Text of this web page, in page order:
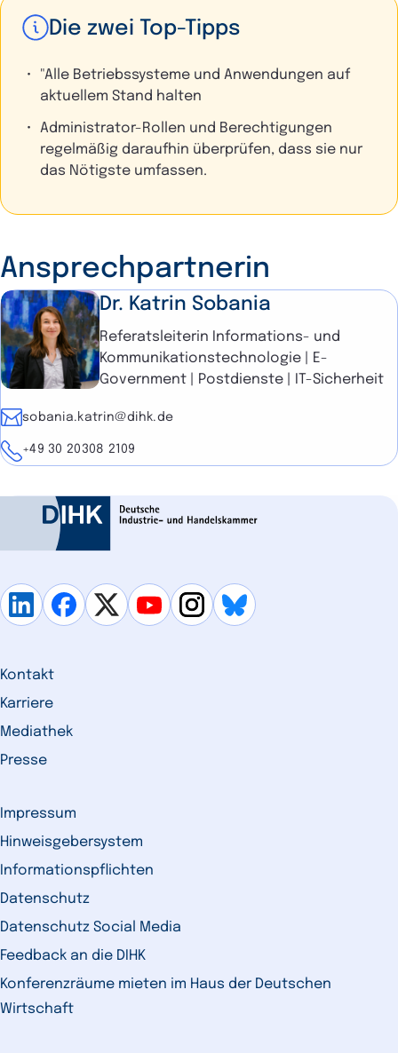
Die zwei Top-Tipps
"Alle Betriebssysteme und Anwendungen auf
aktuellem Stand halten
Administrator-Rollen und Berechtigungen
regelmäßig daraufhin überprüfen, dass sie nur
das Nötigste umfassen.
Ansprechpartnerin
Dr. Katrin Sobania
Referatsleiterin Informations- und
Kommunikationstechnologie | E-
Government | Postdienste | IT-Sicherheit
E-Mailsobania.katrin@dihk.de
Telefon
+49 30 20308 2109
Kontakt
Karriere
Mediathek
Presse
Impressum
Hinweisgebersystem
Informationspflichten
Datenschutz
Datenschutz Social Media
Feedback an die DIHK
Konferenzräume mieten im Haus der Deutschen
Wirtschaft